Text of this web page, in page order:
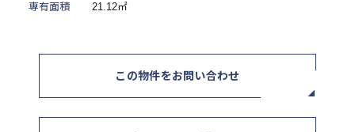
専有面積
21.12㎡
この物件をお問い合わせ